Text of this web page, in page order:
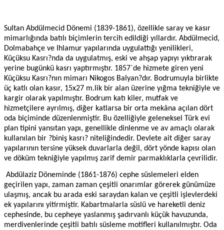
Sultan Abdülmecid Dönemi (1839-1861), özellikle saray ve kasır
mimarlığında batılı biçimlerin tercih edildiği yıllardır. Abdülmecid,
Dolmabahçe ve Ihlamur yapılarında uygulattığı yenilikleri,
Küçüksu Kasrı?nda da uygulatmış, eski ve ahşap yapıyı yıktırarak
yerine bugünkü kasrı yaptırmıştır. 1857`de hizmete giren yeni
Küçüksu Kasrı?nın mimarı Nikogos Balyan?dır. Bodrumuyla birlikte
üç katlı olan kasır, 15x27 m.lik bir alan üzerine yığma tekniğiyle ve
kargir olarak yapılmıştır. Bodrum katı kiler, mutfak ve
hizmetçilere ayrılmış, diğer katlarsa bir orta mekâna açılan dört
oda biçiminde düzenlenmiştir. Bu özelliğiyle geleneksel Türk evi
plan tipini yansıtan yapı, genellikle dinlenme ve av amaçlı olarak
kullanılan bir ?biniş kasrı? niteliğindedir. Devlete ait diğer saray
yapılarının tersine yüksek duvarlarla değil, dört yönde kapısı olan
ve döküm tekniğiyle yapılmış zarif demir parmaklıklarla çevrilidir.
Abdülaziz Döneminde (1861-1876) cephe süslemeleri elden
geçirilen yapı, zaman zaman çeşitli onarımlar görerek günümüze
ulaşmış, ancak bu arada eski saraydan kalan ve çeşitli işlevlerdeki
ek yapılarını yitirmiştir. Kabartmalarla süslü ve hareketli deniz
cephesinde, bu cepheye yaslanmış şadırvanlı küçük havuzunda,
merdivenlerinde çeşitli batılı süsleme motifleri kullanılmıştır. Oda